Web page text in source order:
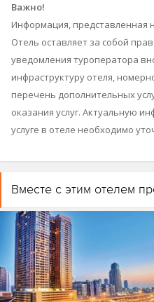
Важно!
Информация, представленная
Отель оставляет за собой
уведомления туроператора
инфраструктуру отеля,
перечень дополнительных
оказания услуг. Актуальную
услуге в отеле необходимо
Вместе с этим отелем